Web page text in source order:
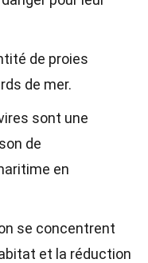
de proies
de mer.
sont une
de
en
se concentrent
et la réduction